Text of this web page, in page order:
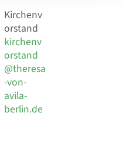
Kirchenv
orstand
kirchenv
orstand
@theresa
-von-
avila-
berlin.de